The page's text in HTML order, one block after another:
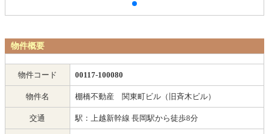
物件概要
物件コード 00117-100080
物件名 棚橋不動産 関東町ビル（旧斉木ビル）
交通 駅：上越新幹線 長岡駅から徒歩8分